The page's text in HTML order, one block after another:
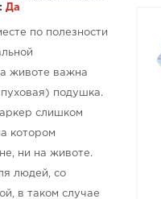
Да
по полезности
животе важна
подушка.
слишком
котором
ни на животе.
людей, со
в таком случае